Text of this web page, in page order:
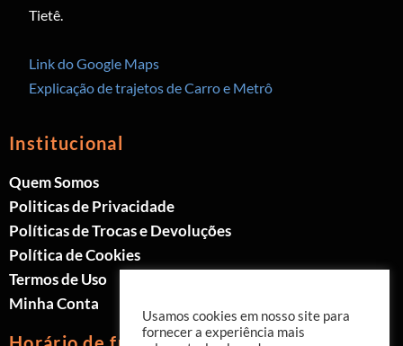
Tietê.
Link do Google Maps
Explicação de trajetos de Carro e Metrô
Institucional
Quem Somos
Politicas de Privacidade
Políticas de Trocas e Devoluções
Política de Cookies
Termos de Uso
Minha Conta
Usamos cookies em nosso site para
fornecer a experiência mais